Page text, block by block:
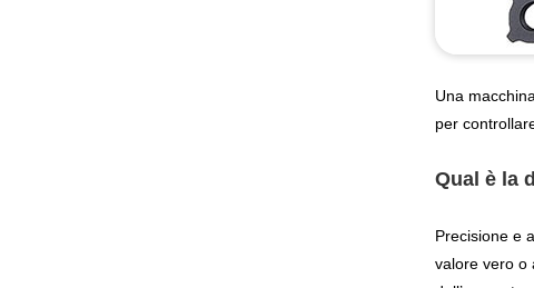
Una
per
Qual è la
Precisione e
valore vero o